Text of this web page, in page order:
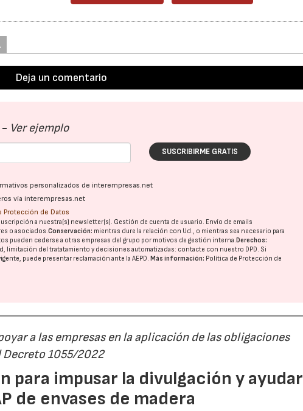
Deja un comentario
- Ver ejemplo
SUSCRIBIRME GRATIS
personalizados de interempresas.net
vía interempresas.net
Protección de Datos
a nuestra(s) newsletter(s). Gestión de cuenta de usuario. Envío de emails
o asociados.Conservación: mientras dure la relación con Ud., o mientras sea necesario para
pueden cederse a otras empresas del grupo por motivos de gestión interna. Derechos:
del tratatamiento y decisiones automatizadas: contacte con nuestro DPD. Si
puede presentar reclamación ante laAEPD. Más información: Política de Protección de
a las empresas en la aplicación de las obligaciones
Decreto 1055/2022
para impusar la divulgación y ayudar
de envases de madera